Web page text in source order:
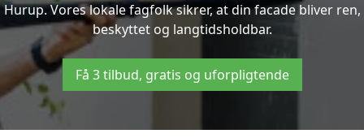
Hurup. Vores lokale fagfolk sikrer, at din facade bliver ren,
beskyttet og langtidsholdbar.
Få 3 tilbud, gratis og uforpligtende